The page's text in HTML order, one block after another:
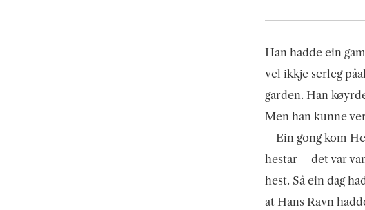
Han hadde ein
vel ikkje serleg
garden. Han
Men han kunne
Ein gong kom
hestar – det var
hest. Så ein dag
at Hans Ravn